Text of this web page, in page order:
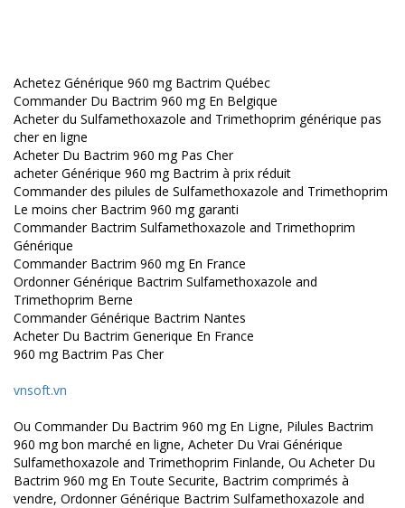
Achetez Générique 960 mg Bactrim Québec
Commander Du Bactrim 960 mg En Belgique
Acheter du Sulfamethoxazole and Trimethoprim générique pas
cher en ligne
Acheter Du Bactrim 960 mg Pas Cher
acheter Générique 960 mg Bactrim à prix réduit
Commander des pilules de Sulfamethoxazole and Trimethoprim
Le moins cher Bactrim 960 mg garanti
Commander Bactrim Sulfamethoxazole and Trimethoprim
Générique
Commander Bactrim 960 mg En France
Ordonner Générique Bactrim Sulfamethoxazole and
Trimethoprim Berne
Commander Générique Bactrim Nantes
Acheter Du Bactrim Generique En France
960 mg Bactrim Pas Cher
vnsoft.vn
Ou Commander Du Bactrim 960 mg En Ligne, Pilules Bactrim
960 mg bon marché en ligne, Acheter Du Vrai Générique
Sulfamethoxazole and Trimethoprim Finlande, Ou Acheter Du
Bactrim 960 mg En Toute Securite, Bactrim comprimés à
vendre, Ordonner Générique Bactrim Sulfamethoxazole and